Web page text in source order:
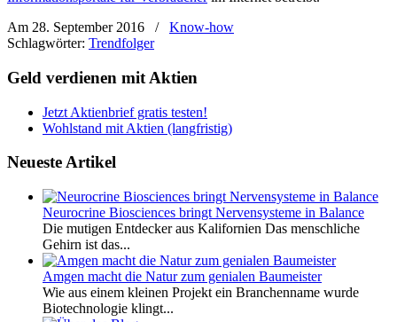
Am 28. September 2016
/
Know-how
Schlagwörter: Trendfolger
Geld verdienen mit Aktien
Jetzt Aktienbrief gratis testen!
Wohlstand mit Aktien (langfristig)
Neueste Artikel
Neurocrine Biosciences bringt Nervensysteme in Balance
Die mutigen Entdecker aus Kalifornien Das menschliche
Gehirn ist das...
Amgen macht die Natur zum genialen Baumeister
Wie aus einem kleinen Projekt ein Branchenname wurde
Biotechnologie klingt...